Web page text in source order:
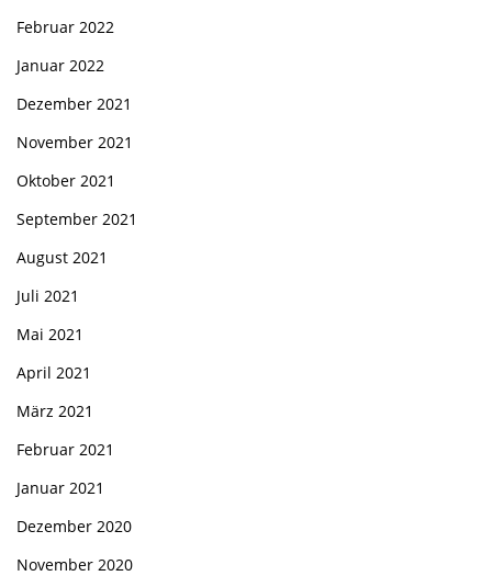
Februar 2022
Januar 2022
Dezember 2021
November 2021
Oktober 2021
September 2021
August 2021
Juli 2021
Mai 2021
April 2021
März 2021
Februar 2021
Januar 2021
Dezember 2020
November 2020